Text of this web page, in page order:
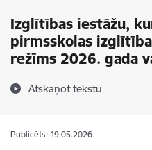
Izglītības iestāžu,
pirmsskolas
režīms 2026. gada
Atskaņot tekstu
Publicēts: 19.05.2026.